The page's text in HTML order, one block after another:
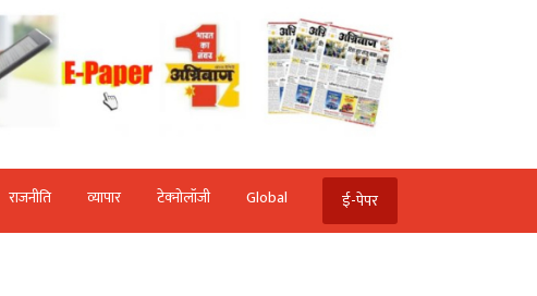
राजनीति व्‍यापार टेक्‍नोलॉजी Global ई-पेपर